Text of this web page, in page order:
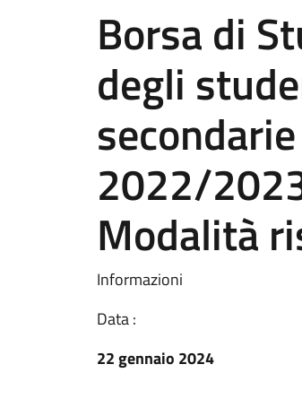
Borsa di
degli
2022/
Modalità
Informazioni
Data :
22 gennaio 2024